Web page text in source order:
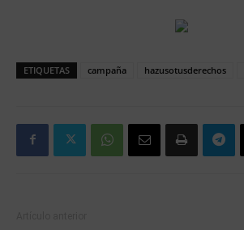
ETIQUETAS campaña hazusotusderechos